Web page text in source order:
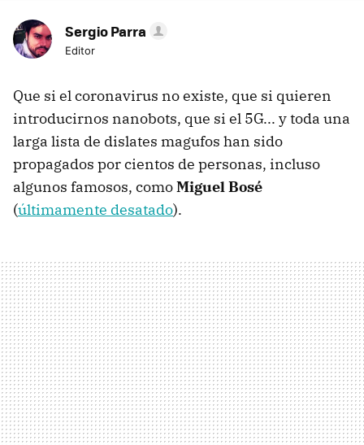
Sergio Parra
Editor
Que si el coronavirus no existe, que si quieren
introducirnos nanobots, que si el 5G... y toda una
larga lista de dislates magufos han sido
propagados por cientos de personas, incluso
algunos famosos, comoMiguel Bosé
(últimamente desatado).